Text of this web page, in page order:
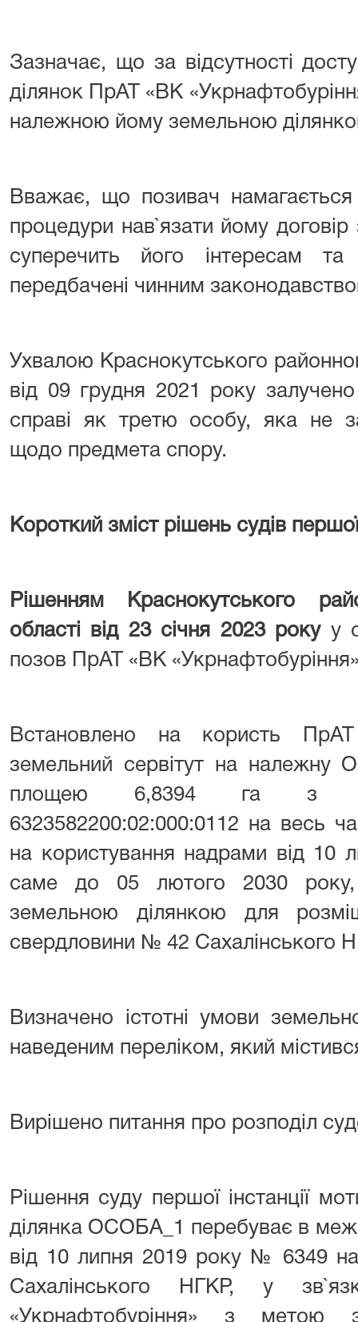
Зазначає, що за відсутності
ділянок ПрАТ «ВК
належною йому земельною
Вважає, що позивач
процедури нав`язати йому договір
суперечить його інтересам
передбачені чинним
Ухвалою Краснокутського
від 09 грудня 2021 року
справі як третю особу, яка не
щодо предмета спору.
Короткий зміст рішень судів
Рішенням
Краснокутського
області від 23 січня 2023 рокуу
позов ПрАТ «ВК
Встановлено на користь ПрАТ
земельний сервітут на належну
площею 6,8394 га з
6323582200:02:000:0112 на весь
на користування надрами від
саме до 05 лютого 2030 року,
земельною ділянкою для
свердловини № 42 Сахалінського
Визначено істотні умови
наведеним переліком, який
Вирішено питання про розподіл
Рішення суду першої інстанції
ділянка ОСОБА_1 перебуває в
від 10 липня 2019 року № 6349
Сахалінського НГКР, у
«Укрнафтобуріння» з метою